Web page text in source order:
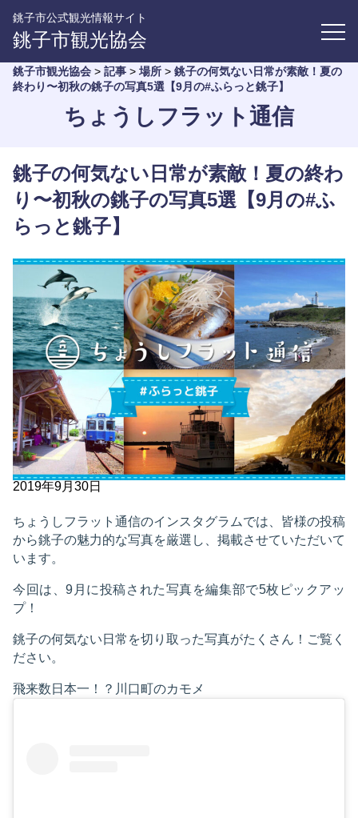
銚子市公式観光情報サイト
銚子市観光協会
銚子市観光協会 > 記事 > 場所 > 銚子の何気ない日常が素敵！夏の
終わり〜初秋の銚子の写真5選【9月の#ふらっと銚子】
ちょうしフラット通信
銚子の何気ない日常が素敵！夏の終わ
り〜初秋の銚子の写真5選【9月の#ふ
らっと銚子】
2019年9月30日
ちょうしフラット通信のインスタグラムでは、皆様の投稿
から銚子の魅力的な写真を厳選し、掲載させていただいて
います。
今回は、9月に投稿された写真を編集部で5枚ピックアッ
プ！
銚子の何気ない日常を切り取った写真がたくさん！ご覧く
ださい。
飛来数日本一！？川口町のカモメ